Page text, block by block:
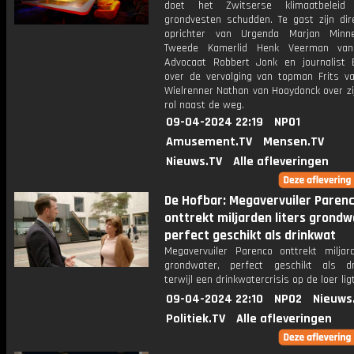
doet het Zwitserse
grondvesten schudden. Te gast zijn
oprichter van Urgenda Marjan
Tweede Kamerlid Henk Veerman
Advocaat Robbert Jonk en journalist
over de vervolging van topman Frits
Wielrenner Nathan van Hooydonck over
rol naast de weg.
09-04-2024 22:19
NPO1
Amusement.TV
Mensen.TV
Nieuws.TV
Alle afleveringen
De Hofbar: Megavervuiler
onttrekt miljarden liters
perfect geschikt als drinkwat
Megavervuiler Parenco onttrekt
grondwater, perfect geschikt als
terwijl een drinkwatercrisis op de loer
09-04-2024 22:10 NPO2
Politiek.TV
Alle afleveringen